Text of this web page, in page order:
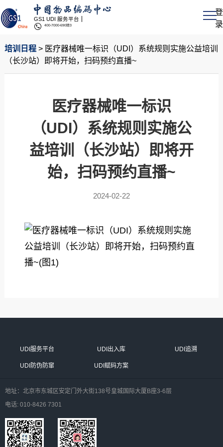
GS1 UDI 服务平台
400-7000-690转3
登
录
培训日程> 医疗器械唯一标识（UDI）系统规则实施公益培训
（长沙站）即将开始，扫码预约直播~
医疗器械唯一标识
（UDI）系统规则实施公
益培训（长沙站）即将开
始，扫码预约直播~
2024-02-22
UDI服务平台 UDI出入库 UDI追溯
UDI防伪防窜 UDI赋码方案
地址：北京市东城区安定门外大街138号皇城国际大厦B座3-6层
电话: 010-8426 7301